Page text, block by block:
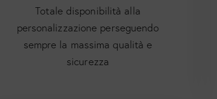
Totale disponibilità alla
personalizzazione perseguendo
sempre la massima qualità e
sicurezza